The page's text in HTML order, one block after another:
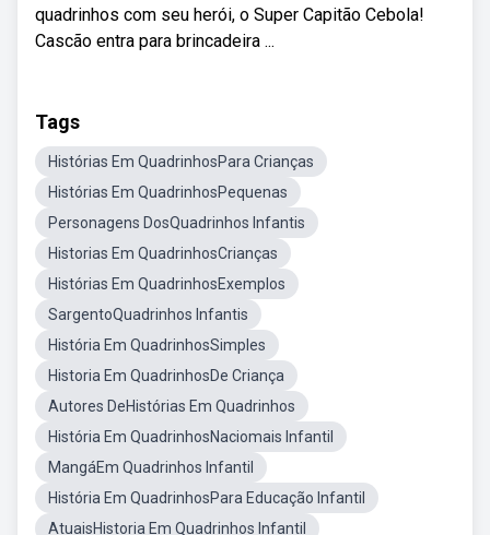
quadrinhos com seu herói, o Super Capitão Cebola!
Cascão entra para brincadeira ...
Tags
Histórias Em QuadrinhosPara Crianças
Histórias Em QuadrinhosPequenas
Personagens DosQuadrinhos Infantis
Historias Em QuadrinhosCrianças
Histórias Em QuadrinhosExemplos
SargentoQuadrinhos Infantis
História Em QuadrinhosSimples
Historia Em QuadrinhosDe Criança
Autores DeHistórias Em Quadrinhos
História Em QuadrinhosNaciomais Infantil
MangáEm Quadrinhos Infantil
História Em QuadrinhosPara Educação Infantil
AtuaisHistoria Em Quadrinhos Infantil